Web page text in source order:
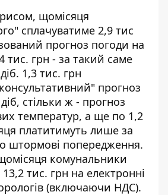
щомісяця
сплачуватиме 2,9 тис
прогноз погоди на
тис. грн - за такий саме
1,3 тис. грн
прогноз
стільки ж - прогноз
температур, а ще по 1,2
платитимуть лише за
штормові попередження.
комунальники
тис. грн на електронні
(включаючи НДС).